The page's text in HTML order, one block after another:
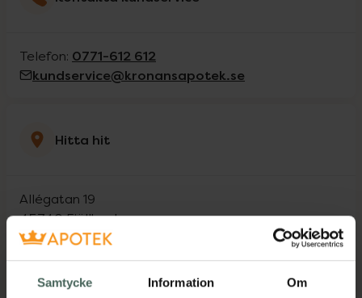
Samtycke Information Om
Telefon: 0771-612 612
kundservice@kronansapotek.se
Hitta hit
Allégatan 19
45740 Fjällbacka
Öppettider idag